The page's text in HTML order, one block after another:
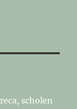
scholen